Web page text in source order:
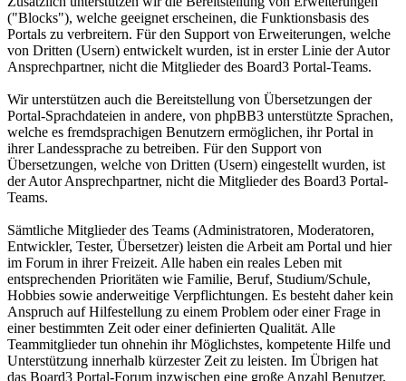
("Blocks"), welche geeignet erscheinen, die Funktionsbasis des
Portals zu verbreitern. Für den Support von Erweiterungen, welche
von Dritten (Usern) entwickelt wurden, ist in erster Linie der Autor
Ansprechpartner, nicht die Mitglieder des Board3 Portal-Teams.
Wir unterstützen auch die Bereitstellung von Übersetzungen der
Portal-Sprachdateien in andere, von phpBB3 unterstützte Sprachen,
welche es fremdsprachigen Benutzern ermöglichen, ihr Portal in
ihrer Landessprache zu betreiben. Für den Support von
Übersetzungen, welche von Dritten (Usern) eingestellt wurden, ist
der Autor Ansprechpartner, nicht die Mitglieder des Board3 Portal-
Teams.
Sämtliche Mitglieder des Teams (Administratoren, Moderatoren,
Entwickler, Tester, Übersetzer) leisten die Arbeit am Portal und hier
im Forum in ihrer Freizeit. Alle haben ein reales Leben mit
entsprechenden Prioritäten wie Familie, Beruf, Studium/Schule,
Hobbies sowie anderweitige Verpflichtungen. Es besteht daher kein
Anspruch auf Hilfestellung zu einem Problem oder einer Frage in
einer bestimmten Zeit oder einer definierten Qualität. Alle
Teammitglieder tun ohnehin ihr Möglichstes, kompetente Hilfe und
Unterstützung innerhalb kürzester Zeit zu leisten. Im Übrigen hat
das Board3 Portal-Forum inzwischen eine große Anzahl Benutzer,